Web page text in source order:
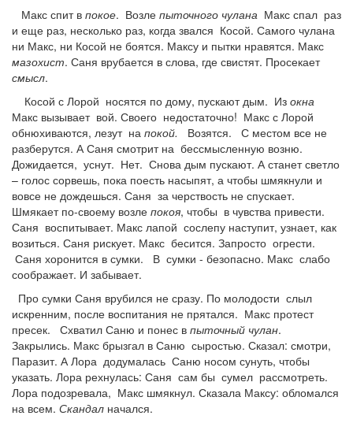
Макс спит в покое. Возле пыточного чулана Макс спал раз
и еще раз, несколько раз, когда звался Косой. Самого чулана
ни Макс, ни Косой не боятся. Максу и пытки нравятся. Макс
мазохист. Саня врубается в слова, где свистят. Просекает
смысл.
Косой с Лорой носятся по дому, пускают дым. Из окна
Макс вызывает вой. Своего недостаточно! Макс с Лорой
обнюхиваются, лезут на покой.
Возятся. С местом все не
разберутся. А Саня смотрит на бессмысленную возню.
Дожидается, уснут. Нет. Снова дым пускают. А станет светло
– голос сорвешь, пока поесть насыпят, а чтобы шмякнули и
вовсе не дождешься. Саня за черствость не спускает.
Шмякает по-своему возле покоя, чтобы в чувства привести.
Саня воспитывает. Макс лапой сослепу наступит, узнает, как
возиться. Саня рискует. Макс бесится. Запросто огрести.
Саня хоронится в сумки. В сумки - безопасно. Макс слабо
соображает. И забывает.
Про сумки Саня врубился не сразу. По молодости слыл
искренним, после воспитания не прятался. Макс протест
пресек. Схватил Саню и понес в пыточный чулан.
Закрылись. Макс брызгал в Саню сыростью. Сказал: смотри,
Паразит. А Лора додумалась Саню носом сунуть, чтобы
указать. Лора рехнулась: Саня сам бы сумел рассмотреть.
Лора подозревала, Макс шмякнул. Сказала Максу: обломался
на всем. Скандал начался.